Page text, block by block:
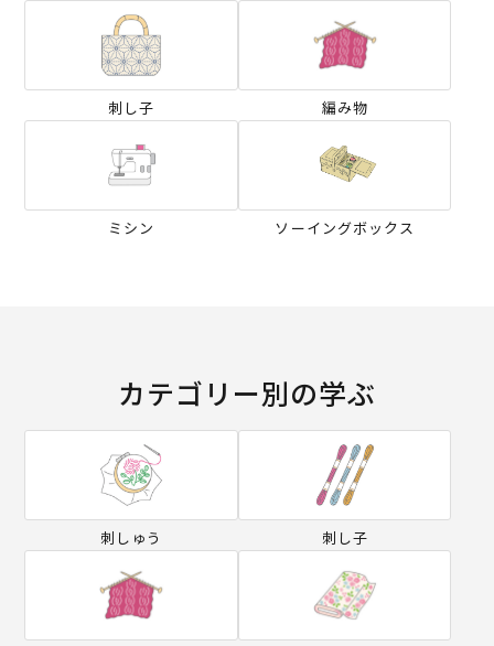
刺し子 編み物
ミシン ソーイングボックス
カテゴリー別の学ぶ
刺しゅう 刺し子